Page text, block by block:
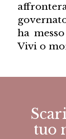
ha
Vivi o
tuo